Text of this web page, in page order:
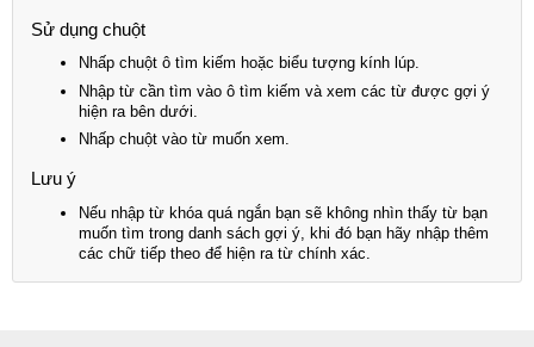
Sử dụng chuột
Nhấp chuột ô tìm kiếm hoặc biểu tượng kính lúp.
Nhập từ cần tìm vào ô tìm kiếm và xem các từ được gợi ý
hiện ra bên dưới.
Nhấp chuột vào từ muốn xem.
Lưu ý
Nếu nhập từ khóa quá ngắn bạn sẽ không nhìn thấy từ bạn
muốn tìm trong danh sách gợi ý, khi đó bạn hãy nhập thêm
các chữ tiếp theo để hiện ra từ chính xác.